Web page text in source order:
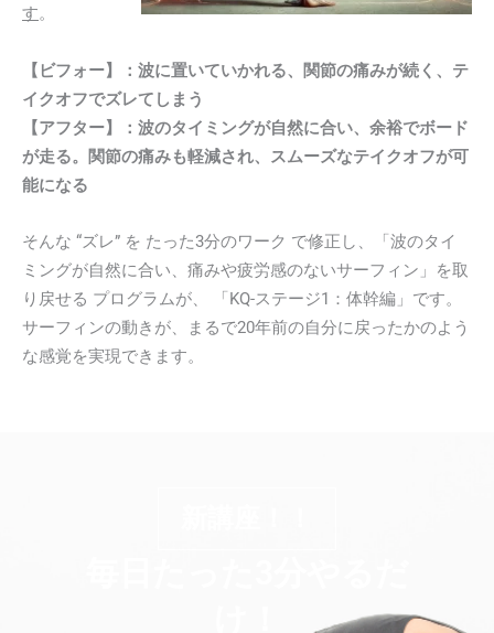
す。
【ビフォー】：波に置いていかれる、関節の痛みが続く、テ
イクオフでズレてしまう
【アフター】：波のタイミングが自然に合い、余裕でボード
が走る。関節の痛みも軽減され、スムーズなテイクオフが可
能になる
そんな “ズレ” を たった3分のワーク で修正し、「波のタイ
ミングが自然に合い、痛みや疲労感のないサーフィン」を取
り戻せる プログラムが、 「KQ-ステージ1：体幹編」です。
サーフィンの動きが、まるで20年前の自分に戻ったかのよう
な感覚を実現できます。